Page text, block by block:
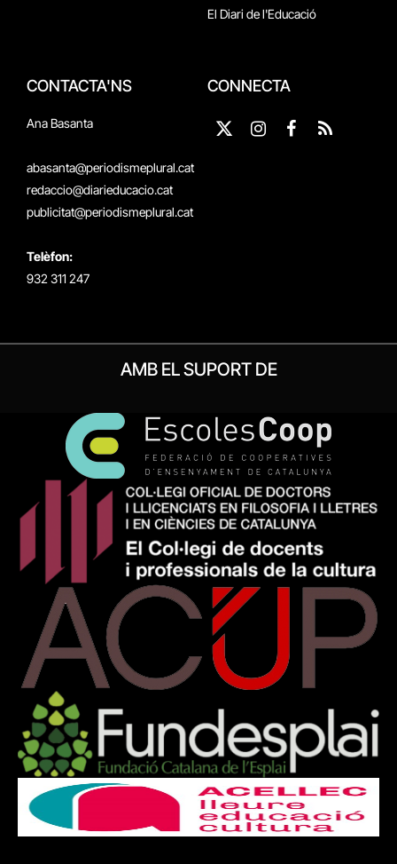
El Diari de l'Educació
CONTACTA'NS
Ana Basanta
abasanta@periodismeplural.cat
redaccio@diarieducacio.cat
publicitat@periodismeplural.cat
Telèfon:
932 311 247
CONNECTA
X
Instagram
Facebook
RSS
AMB EL SUPORT DE